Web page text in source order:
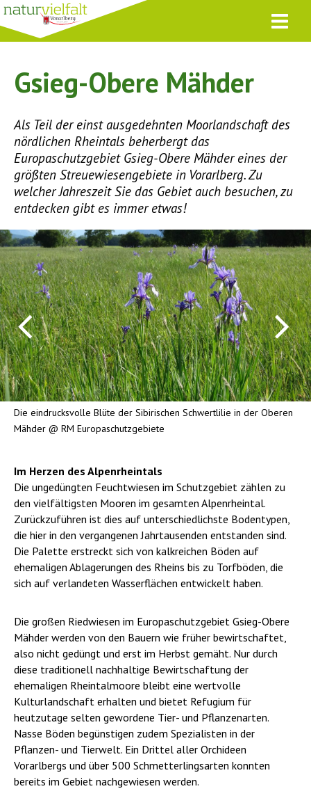
Gsieg-Obere Mähder
Als Teil der einst ausgedehnten Moorlandschaft des
nördlichen Rheintals beherbergt das
Europaschutzgebiet Gsieg-Obere Mähder eines der
größten Streuewiesengebiete in Vorarlberg. Zu
welcher Jahreszeit Sie das Gebiet auch besuchen, zu
entdecken gibt es immer etwas!
Die eindrucksvolle Blüte der Sibirischen Schwertlilie in der Oberen
Mähder @ RM Europaschutzgebiete
Im Herzen des Alpenrheintals
Die ungedüngten Feuchtwiesen im Schutzgebiet zählen zu
den vielfältigsten Mooren im gesamten Alpenrheintal.
Zurückzuführen ist dies auf unterschiedlichste Bodentypen,
die hier in den vergangenen Jahrtausenden entstanden sind.
Die Palette erstreckt sich von kalkreichen Böden auf
ehemaligen Ablagerungen des Rheins bis zu Torfböden, die
sich auf verlandeten Wasserflächen entwickelt haben.
Die großen Riedwiesen im Europaschutzgebiet Gsieg-Obere
Mähder werden von den Bauern wie früher bewirtschaftet,
also nicht gedüngt und erst im Herbst gemäht. Nur durch
diese traditionell nachhaltige Bewirtschaftung der
ehemaligen Rheintalmoore bleibt eine wertvolle
Kulturlandschaft erhalten und bietet Refugium für
heutzutage selten gewordene Tier- und Pflanzenarten.
Nasse Böden begünstigen zudem Spezialisten in der
Pflanzen- und Tierwelt. Ein Drittel aller Orchideen
Vorarlbergs und über 500 Schmetterlingsarten konnten
bereits im Gebiet nachgewiesen werden.